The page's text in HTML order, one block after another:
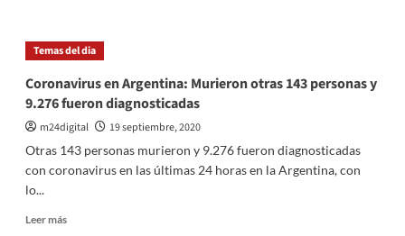
coronavirus
sigue
alza
en
el
con
fuertes
Europa
Temas del dia
Coronavirus en Argentina: Murieron otras 143 personas y
9.276 fueron diagnosticadas
m24digital
19 septiembre, 2020
Otras 143 personas murieron y 9.276 fueron diagnosticadas
con coronavirus en las últimas 24 horas en la Argentina, con
lo...
Leer másLeer